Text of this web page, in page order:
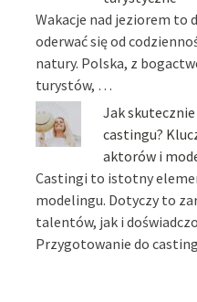
Wakacje nad jeziorem to
oderwać się od
natury. Polska, z
turystów, …
Jak
castingu?
aktorów i
Castingi to istotny
modelingu. Dotyczy to
talentów, jak i
Przygotowanie do